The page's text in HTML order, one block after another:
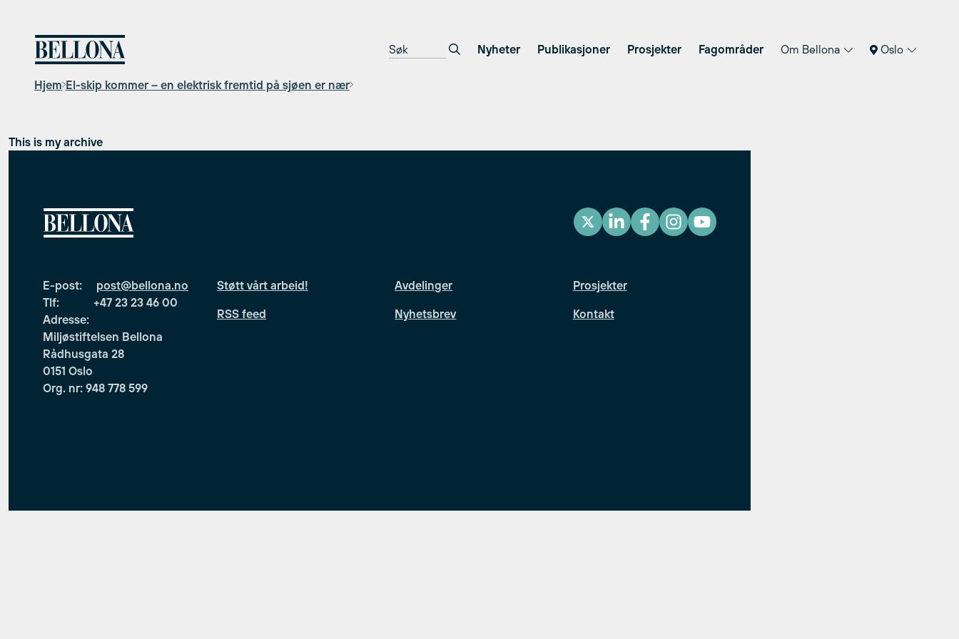
innhold
Nyheter Publikasjoner Prosjekter Fagområder Om Bellona Oslo
Hjem El-skip kommer – en elektrisk fremtid på sjøen er nær
This is my archive
E-post: post@bellona.no
Tlf: +47 23 23 46 00
Adresse:
Miljøstiftelsen Bellona
Rådhusgata 28
0151 Oslo
Org. nr: 948 778 599
Støtt vårt arbeid! Avdelinger Prosjekter
RSS feed Nyhetsbrev Kontakt